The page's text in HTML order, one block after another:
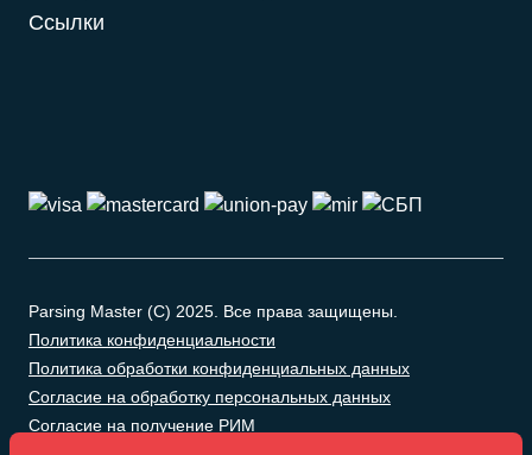
Ссылки
Parsing Master (C) 2025. Все права защищены.
Политика конфиденциальности
Политика обработки конфиденциальных данных
Согласие на обработку персональных данных
Согласие на получение РИМ